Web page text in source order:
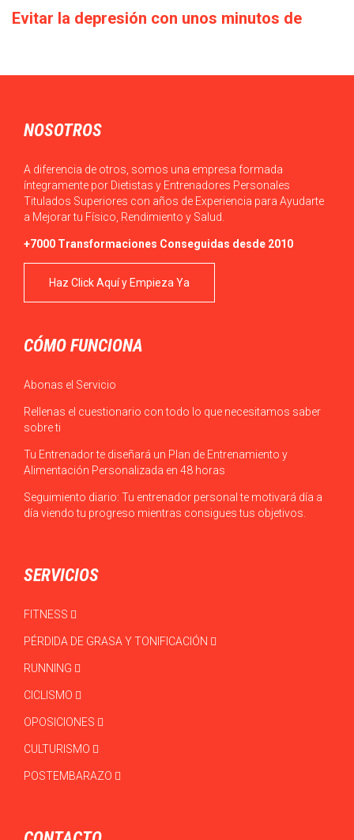
Evitar la depresión con unos minutos de
NOSOTROS
A diferencia de otros, somos una empresa formada
íntegramente por Dietistas y Entrenadores Personales
Titulados Superiores con años de Experiencia para Ayudarte
a Mejorar tu Físico, Rendimiento y Salud.
+7000 Transformaciones Conseguidas desde 2010
Haz Click Aquí y Empieza Ya
CÓMO FUNCIONA
Abonas el Servicio
Rellenas el cuestionario con todo lo que necesitamos saber
sobre ti
Tu Entrenador te diseñará un Plan de Entrenamiento y
Alimentación Personalizada en 48 horas
Seguimiento diario: Tu entrenador personal te motivará día a
día viendo tu progreso mientras consigues tus objetivos.
SERVICIOS
FITNESS
PÉRDIDA DE GRASA Y TONIFICACIÓN
RUNNING
CICLISMO
OPOSICIONES
CULTURISMO
POSTEMBARAZO